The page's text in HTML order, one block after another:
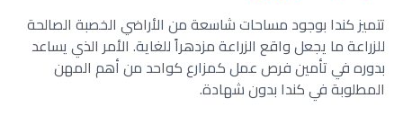
تتميز كندا بوجود مساحات شاسعة من الأراضي الخصبة الصالحة
للزراعة ما يجعل واقع الزراعة مزدهراً للغاية. الأمر الذي يساعد
بدوره في تأمين فرص عمل كمزارع كواحد من أهم المهن
المطلوبة في كندا بدون شهادة.